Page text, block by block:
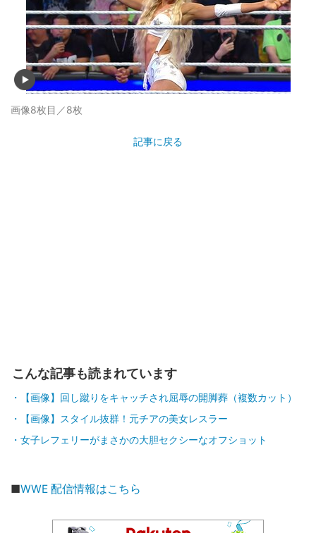
画像8枚目／8枚
記事に戻る
こんな記事も読まれています
【画像】回し蹴りをキャッチされ屈辱の開脚葬（複数カット）
【画像】スタイル抜群！元チアの美女レスラー
女子レフェリーがまさかの大胆セクシーなオフショット
■WWE 配信情報はこちら